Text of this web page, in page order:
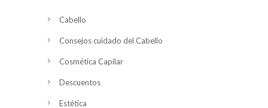
Cabello
Consejos cuidado del Cabello
Cosmética Capilar
Descuentos
Estética